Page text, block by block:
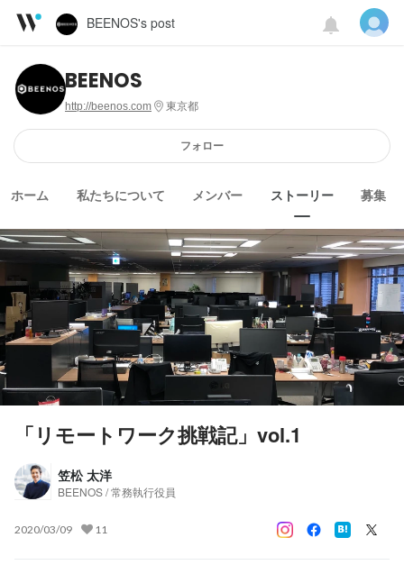
BEENOS's post
BEENOS
http://beenos.com 東京都
フォロー
ホーム 私たちについて メンバー ストーリー 募集
「リモートワーク挑戦記」vol.1
笠松 太洋
BEENOS / 常務執行役員
2020/03/09 11